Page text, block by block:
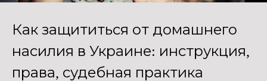
Как защититься от домашнего
насилия в Украине: инструкция,
права, судебная практика